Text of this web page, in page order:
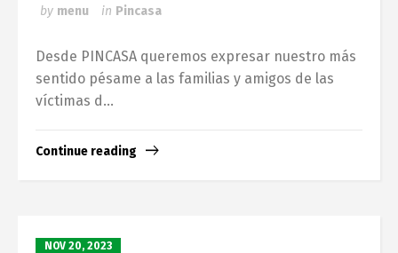
by menu in Pincasa
Desde PINCASA queremos expresar nuestro más
sentido pésame a las familias y amigos de las
víctimas d...
Continue reading
NOV 20, 2023